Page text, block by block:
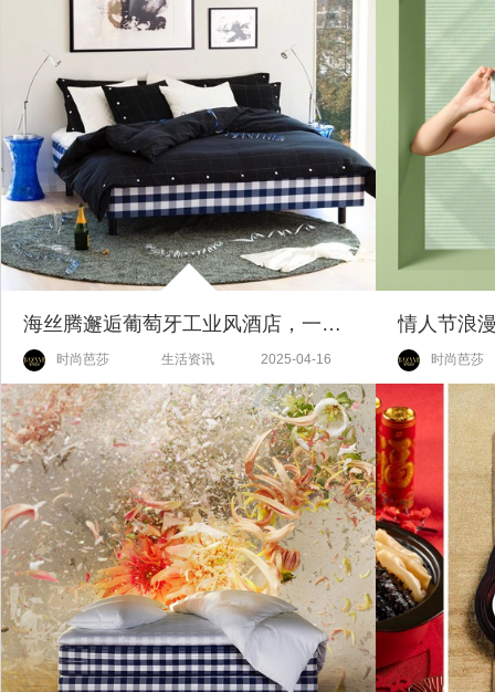
海丝腾邂逅葡萄牙工业风酒店，一场天然材质的诗意栖居
时尚芭莎 生活资讯 2025-04-16 时尚芭莎